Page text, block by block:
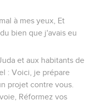
à mes yeux, Et
bien que j'avais eu
et aux habitants de
: Voici, je prépare
projet contre vous.
Réformez vos